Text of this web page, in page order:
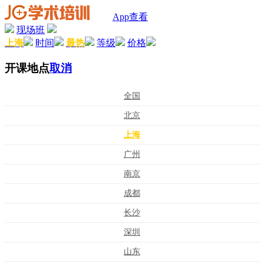
App查看
现场班
上海
时间 最热 等级 价格
开课地点取消
全国
北京
上海
广州
南京
成都
长沙
深圳
山东